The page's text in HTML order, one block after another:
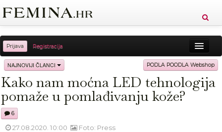
Prijava Registracija
Sreća Zdravlje Vitkost
Moda Ljubav Relax Putovanja Recepti
Proizvodi Knjige
NAJNOVIJI ČLANCI PODLA POODLA Webshop
Kako nam moćna LED tehnologija
pomaže u pomlađivanju kože?
6
27.08.2020. 10:00 Foto: Press